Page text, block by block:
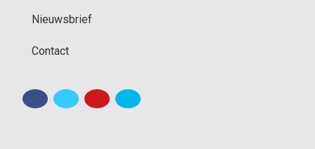
Nieuwsbrief
Contact